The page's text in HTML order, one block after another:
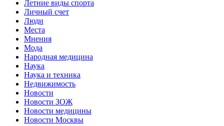
Летние виды спорта
Личный счет
Люди
Места
Мнения
Мода
Народная медицина
Наука
Наука и техника
Недвижимость
Новости
Новости ЗОЖ
Новости медицины
Новости Москвы